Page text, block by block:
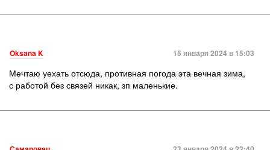
Oksana K 15 января 2024 в 15:03
Мечтаю уехать отсюда, противная погода эта вечная зима,
с работой без связей никак, зп маленькие.